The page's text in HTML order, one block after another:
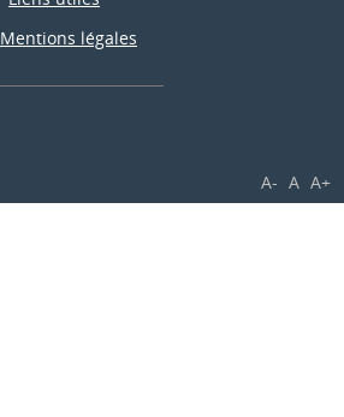
Mentions légales
A- A A+